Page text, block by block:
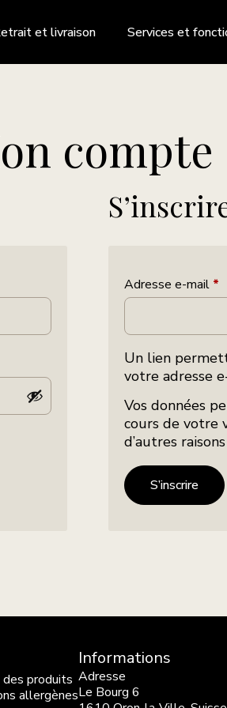
et livraison Services et
compte
Adresse e-mail *
Un lien
votre adresse
Vos données
cours de votre
d’autres
S’inscrire
des produits
allergènes
Informations
Adresse
Le Bourg 6